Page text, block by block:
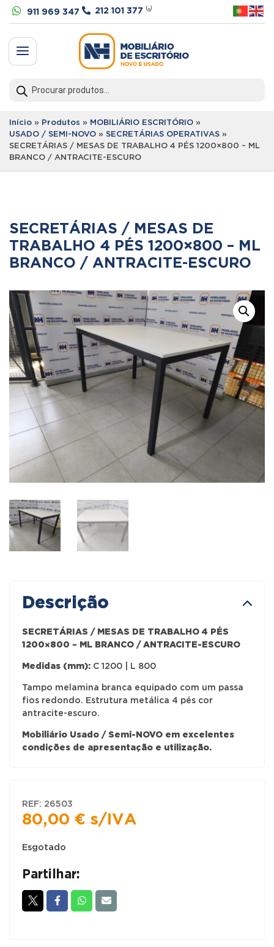
 911 969 347  212 101 377 ⁽ᵃ⁾
a
search
Início » Produtos » MOBILIÁRIO ESCRITÓRIO »
USADO / SEMI-NOVO » SECRETÁRIAS OPERATIVAS »
SECRETÁRIAS / MESAS DE TRABALHO 4 PÉS 1200×800 – ML
BRANCO / ANTRACITE-ESCURO
SECRETÁRIAS / MESAS DE
TRABALHO 4 PÉS 1200×800 – ML
BRANCO / ANTRACITE-ESCURO
Descrição
SECRETÁRIAS / MESAS DE TRABALHO 4 PÉS
1200×800 – ML BRANCO / ANTRACITE-ESCURO
Medidas (mm): C 1200 | L 800
Tampo melamina branca equipado com um passa
fios redondo. Estrutura metálica 4 pés cor
antracite-escuro.
Mobiliário Usado / Semi-NOVO em excelentes
condições de apresentação e utilização.
REF: 26503
80,00 € s/IVA
Esgotado
Partilhar: